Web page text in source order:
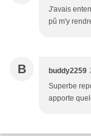
J'avais
pû m'y
B buddy2259
Superbe
apporte